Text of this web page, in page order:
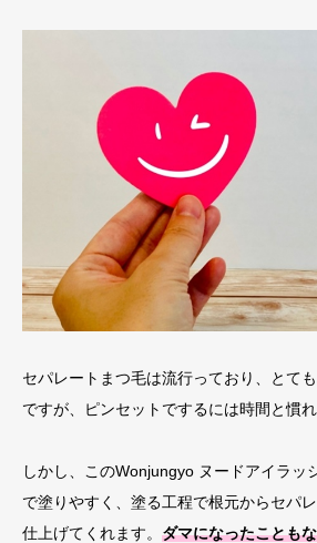
セパレートまつ毛は流行っており、とて
ですが、ピンセットでするには時間と慣れ
しかし、このWonjungyo ヌードアイラッ
で塗りやすく、塗る工程で根元からセパ
仕上げてくれます。 ダマになったことも